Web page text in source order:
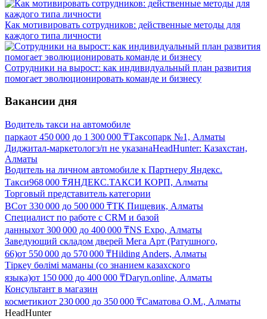
Как мотивировать сотрудников: действенные методы для
каждого типа личности
Сотрудники на вырост: как индивидуальный план развития
помогает эволюционировать команде и бизнесу
Вакансии дня
Водитель такси на автомобиле
паркаот 450 000 до 1 300 000 ₸Таксопарк №1, Алматы
Диджитал-маркетологз/п не указанаHeadHunter: Казахстан,
Алматы
Водитель на личном автомобиле к Партнеру Яндекс.
Такси968 000 ₸ЯНДЕКС.ТАКСИ КОРП, Алматы
Торговый представитель категории
BCот 330 000 до 500 000 ₸ТК Пищевик, Алматы
Специалист по работе с CRM и базой
данныхот 300 000 до 400 000 ₸NS Expo, Алматы
Заведующий складом дверей Мега Арт (Ратушного,
66)от 550 000 до 570 000 ₸Hilding Anders, Алматы
Тіркеу бөлімі маманы (со знанием казахского
языка)от 150 000 до 400 000 ₸Daryn.online, Алматы
Консультант в магазин
косметикиот 230 000 до 350 000 ₸Саматова О.М., Алматы
HeadHunter